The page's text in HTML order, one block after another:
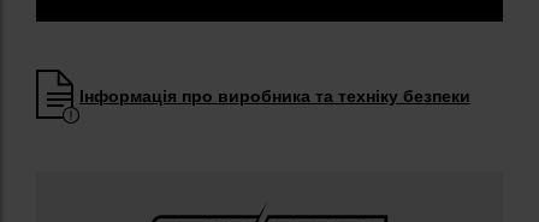
Інформація про виробника та техніку безпеки